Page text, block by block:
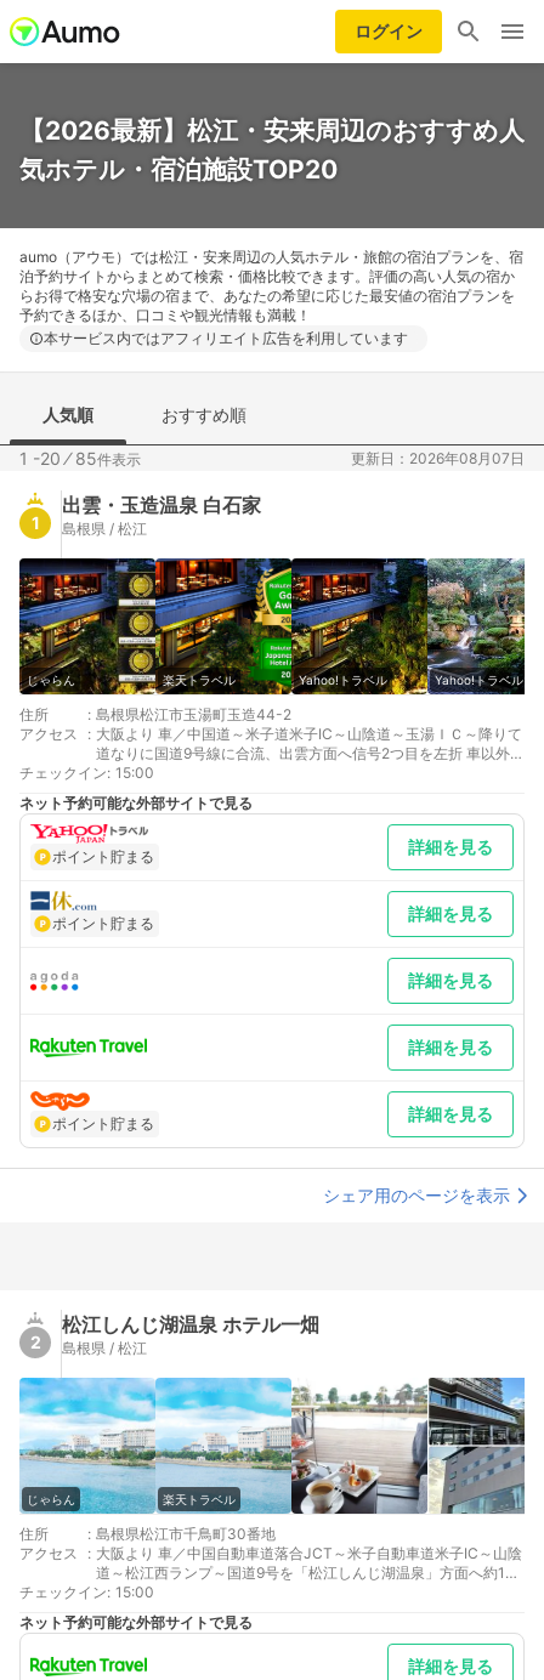
ログイン
【2026最新】松江・安来周辺のおすすめ人
気ホテル・宿泊施設TOP20
aumo（アウモ）では松江・安来周辺の人気ホテル・旅館の宿泊プランを、宿
泊予約サイトからまとめて検索・価格比較できます。評価の高い人気の宿か
らお得で格安な穴場の宿まで、あなたの希望に応じた最安値の宿泊プランを
予約できるほか、口コミや観光情報も満載！
本サービス内ではアフィリエイト広告を利用しています
人気順 おすすめ順
1 -20 ⁄85件表示 更新日：2026年08月07日
1
出雲・玉造温泉 白石家
島根県 / 松江
じゃらん 楽天トラベル Yahoo!トラベル Yahoo!トラベル
住所 : 島根県松江市玉湯町玉造44-2
アクセス
: 大阪より 車／中国道～米子道米子IC～山陰道～玉湯ＩＣ～降りて
道なりに国道9号線に合流、出雲方面へ信号2つ目を左折 車以外／
JR岡山駅より山陰本線「玉造温泉」下車、徒歩20分又は車で約5
分
広島より 車／中国道三次IC降りて国道54号線を北上、木次IC～
山陰道米子方面へ～玉湯ＩＣ～降りて道なりに国道9号線に合
流、出雲方面へ信号2つ目を左折 車以外／JR岡山駅でJR山陰本線
に乗り継ぎ「玉造温泉」駅下車、車5分
補足 車／玉造温泉街（玉湯川沿い）は、15時～24時まで北進進
入禁止です。当館スタッフが駐車場へお車を移動します。お車の
チェックイン: 15:00
ネット予約可能な外部サイトで見る
ポイント貯まる 詳細を見る
ポイント貯まる 詳細を見る
詳細を見る
詳細を見る
ポイント貯まる 詳細を見る
シェア用のページを表示
2
松江しんじ湖温泉 ホテル一畑
島根県 / 松江
じゃらん 楽天トラベル
住所 : 島根県松江市千鳥町30番地
アクセス
: 大阪より 車／中国自動車道落合JCT～米子自動車道米子IC～山陰
道～松江西ランプ～国道9号を「松江しんじ湖温泉」方面へ約10
分 車以外／JR岡山駅乗換⇒JR伯備線（やくも号）松江駅下車⇒
バス10分
東京より 車／国道54号線を北上。国道9号線を松江方面30分～松
江西ランプ～国道9号を「松江しんじ湖温泉」方面へ約10分 車以
外／出雲空港より連絡バスにて３０分
チェックイン: 15:00
ネット予約可能な外部サイトで見る
詳細を見る